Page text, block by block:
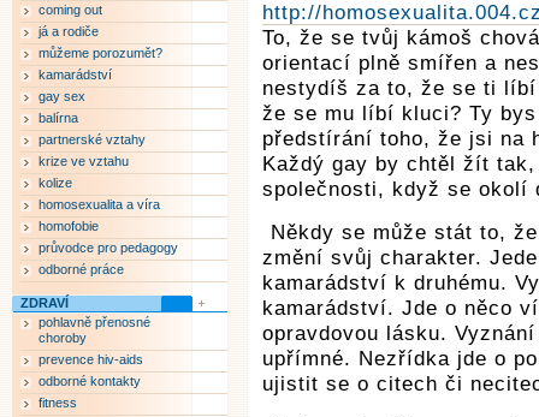
http://
To, že se tvůj kámoš
orientací plně smířen a
nestydíš za to, že se ti
že se mu líbí kluci? Ty
předstírání toho, že jsi na
Každý gay by chtěl žít
společnosti, když se okolí
Někdy se může stát to,
změní svůj charakter.
kamarádství k druhému.
kamarádství. Jde o něco
opravdovou lásku.
upřímné. Nezřídka jde o
ujistit se o citech či
coming out
já a rodiče
můžeme porozumět?
kamarádství
gay sex
balírna
partnerské vztahy
krize ve vztahu
kolize
homosexualita a víra
homofobie
průvodce pro pedagogy
odborné práce
ZDRAVÍ
pohlavně přenosné
choroby
prevence hiv-aids
odborné kontakty
fitness